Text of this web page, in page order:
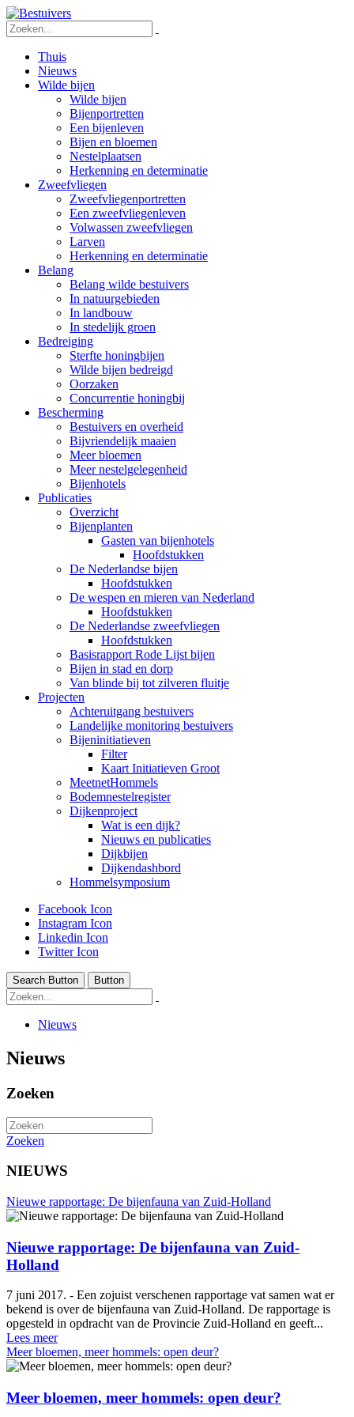
Thuis
Nieuws
Wilde bijen
Wilde bijen
Bijenportretten
Een bijenleven
Bijen en bloemen
Nestelplaatsen
Herkenning en determinatie
Zweefvliegen
Zweefvliegenportretten
Een zweefvliegenleven
Volwassen zweefvliegen
Larven
Herkenning en determinatie
Belang
Belang wilde bestuivers
In natuurgebieden
In landbouw
In stedelijk groen
Bedreiging
Sterfte honingbijen
Wilde bijen bedreigd
Oorzaken
Concurrentie honingbij
Bescherming
Bestuivers en overheid
Bijvriendelijk maaien
Meer bloemen
Meer nestelgelegenheid
Bijenhotels
Publicaties
Overzicht
Bijenplanten
Gasten van bijenhotels
Hoofdstukken
De Nederlandse bijen
Hoofdstukken
De wespen en mieren van Nederland
Hoofdstukken
De Nederlandse zweefvliegen
Hoofdstukken
Basisrapport Rode Lijst bijen
Bijen in stad en dorp
Van blinde bij tot zilveren fluitje
Projecten
Achteruitgang bestuivers
Landelijke monitoring bestuivers
Bijeninitiatieven
Filter
Kaart Initiatieven Groot
MeetnetHommels
Bodemnestelregister
Dijkenproject
Wat is een dijk?
Nieuws en publicaties
Dijkbijen
Dijkendashbord
Hommelsymposium
Facebook Icon
Instagram Icon
Linkedin Icon
Twitter Icon
Search Button Button
Nieuws
Nieuws
Zoeken
Zoeken
NIEUWS
Nieuwe rapportage: De bijenfauna van Zuid-Holland
Nieuwe rapportage: De bijenfauna van Zuid-
Holland
7 juni 2017. - Een zojuist verschenen rapportage vat samen wat er
bekend is over de bijenfauna van Zuid-Holland. De rapportage is
opgesteld in opdracht van de Provincie Zuid-Holland en geeft...
Lees meer
Meer bloemen, meer hommels: open deur?
Meer bloemen, meer hommels: open deur?